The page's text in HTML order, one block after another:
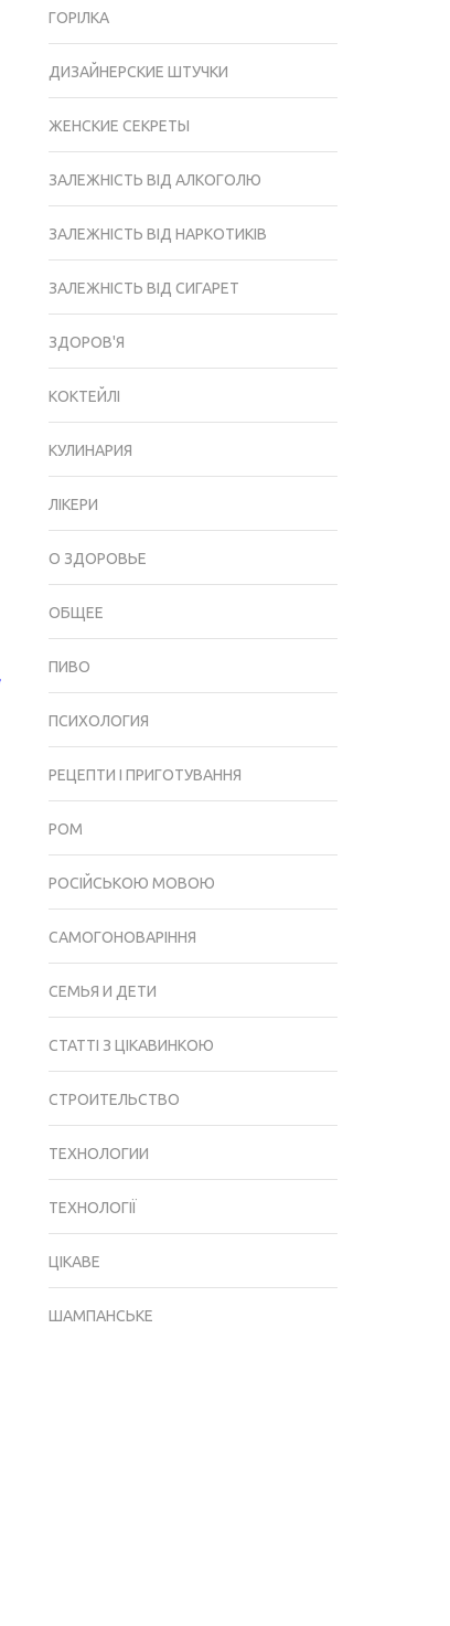
ОСОБЛИВОСТІ
ГОРІЛКА
ДИЗАЙНЕРСКИЕ ШТУЧКИ
ЖЕНСКИЕ СЕКРЕТЫ
ЗАЛЕЖНІСТЬ ВІД АЛКОГОЛЮ
ЗАЛЕЖНІСТЬ ВІД НАРКОТИКІВ
ЗАЛЕЖНІСТЬ ВІД СИГАРЕТ
ЗДОРОВ'Я
КОКТЕЙЛІ
КУЛИНАРИЯ
ЛІКЕРИ
О ЗДОРОВЬЕ
ОБЩЕЕ
ПИВО
ПСИХОЛОГИЯ
РЕЦЕПТИ І ПРИГОТУВАННЯ
РОМ
РОСІЙСЬКОЮ МОВОЮ
САМОГОНОВАРІННЯ
СЕМЬЯ И ДЕТИ
СТАТТІ З ЦІКАВИНКОЮ
СТРОИТЕЛЬСТВО
ТЕХНОЛОГИИ
ТЕХНОЛОГІЇ
ЦІКАВЕ
ШАМПАНСЬКЕ